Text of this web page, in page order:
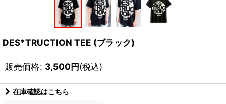
DES*TRUCTION TEE (ブラック)
販売価格: 3,500円(税込)
在庫確認はこちら